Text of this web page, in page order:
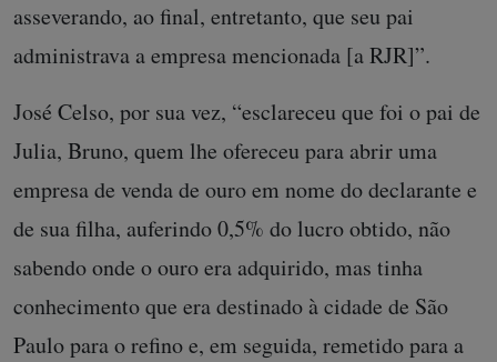
asseverando, ao final, entretanto, que seu pai
administrava a empresa mencionada [a RJR]”.
José Celso, por sua vez, “esclareceu que foi o pai de
Julia, Bruno, quem lhe ofereceu para abrir uma
empresa de venda de ouro em nome do declarante e
de sua filha, auferindo 0,5% do lucro obtido, não
sabendo onde o ouro era adquirido, mas tinha
conhecimento que era destinado à cidade de São
Paulo para o refino e, em seguida, remetido para a